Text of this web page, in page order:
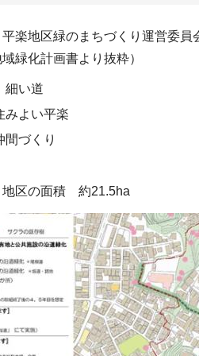
楽地区緑のまちづくり運営委員
緑化計画書より抜粋）
細い道
みよい平楽
間づくり
地区の面積 約21.5ha